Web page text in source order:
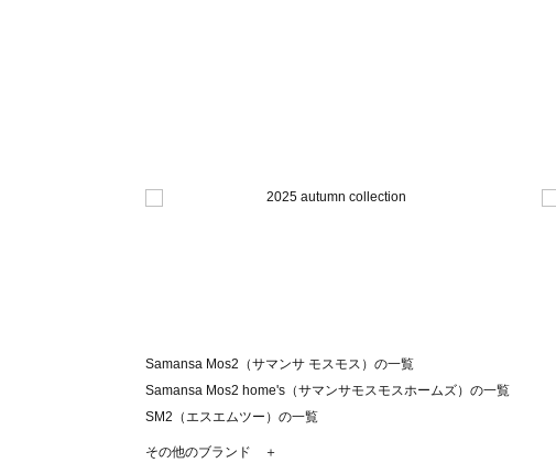
Samansa Mos2（サマンサ モスモス）の一覧
Samansa Mos2 home's（サマンサモスモスホームズ）の一覧
SM2（エスエムツー）の一覧
TSUHARU by Samansa Mos2（ツハルバイサマンサモスモス）の一覧
その他のブランド ＋